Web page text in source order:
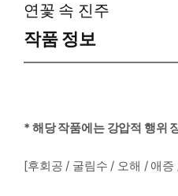
연꽃 속 진주
작품 정보
* 해당 작품에는 강압적 행위
[후회공 / 굴림수 / 오해 / 애